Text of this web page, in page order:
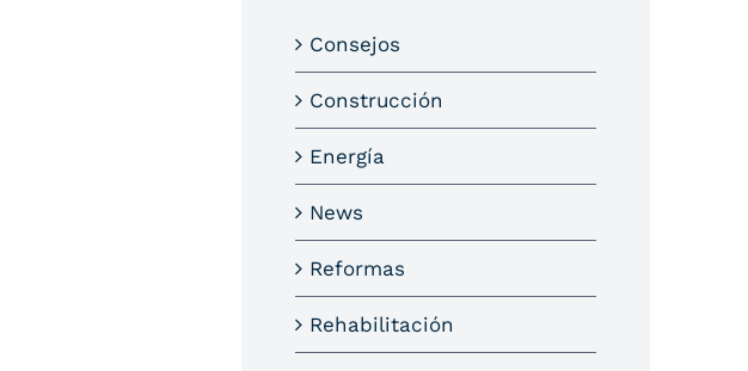
Consejos
Construcción
Energía
News
Reformas
Rehabilitación